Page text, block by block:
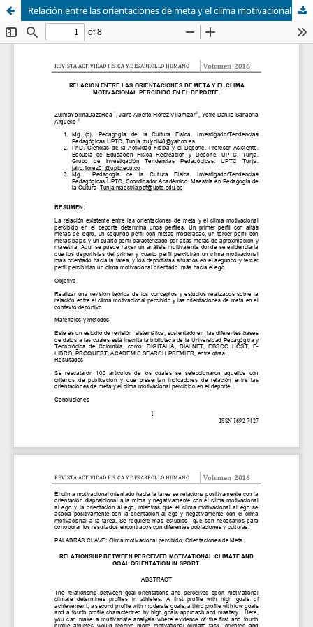
Relación entre las orientaciones de meta y el clima motivacional percibido en el deporte